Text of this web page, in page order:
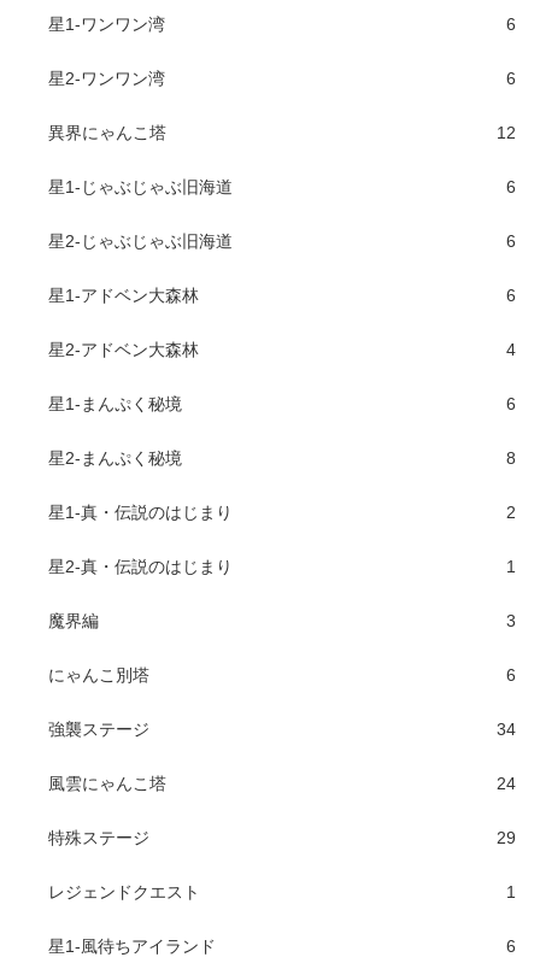
星1-ワンワン湾 6
星2-ワンワン湾 6
異界にゃんこ塔 12
星1-じゃぶじゃぶ旧海道 6
星2-じゃぶじゃぶ旧海道 6
星1-アドベン大森林 6
星2-アドベン大森林 4
星1-まんぷく秘境 6
星2-まんぷく秘境 8
星1-真・伝説のはじまり 2
星2-真・伝説のはじまり 1
魔界編 3
にゃんこ別塔 6
強襲ステージ 34
風雲にゃんこ塔 24
特殊ステージ 29
レジェンドクエスト 1
星1-風待ちアイランド 6